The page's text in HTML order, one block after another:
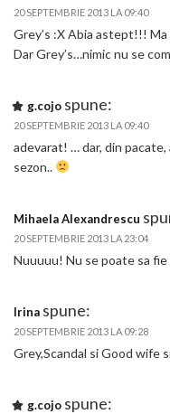
20 SEPTEMBRIE 2013 LA 09:40
Grey’s :X Abia astept!!! Ma
Dar Grey’s…nimic nu se
g.cojo spune:
20 SEPTEMBRIE 2013 LA 09:40
adevarat! … dar, din
sezon..
Mihaela Alexandrescu
20 SEPTEMBRIE 2013 LA 23:04
Nuuuuu! Nu se poate sa
Irina spune:
20 SEPTEMBRIE 2013 LA 09:28
Grey,Scandal si Good wife
g.cojo spune: